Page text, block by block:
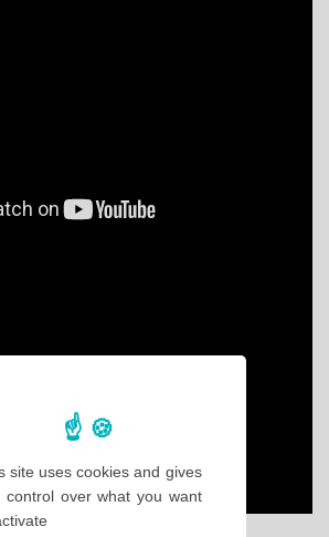
site uses cookies and gives
control over what you want